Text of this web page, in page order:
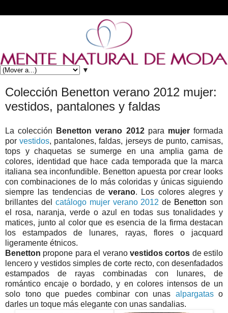
▼
Colección Benetton verano 2012 mujer:
vestidos, pantalones y faldas
La colección Benetton verano 2012para mujerformada
porvestidos, pantalones, faldas, jerseys de punto, camisas,
tops y chaquetas se sumerge en una amplia gama de
colores, identidad que hace cada temporada que la marca
italiana sea inconfundible. Benetton apuesta por crear looks
con combinaciones de lo más coloridas y únicas siguiendo
siempre las tendencias de verano. Los colores alegres y
brillantes del catálogo mujer verano 2012 de Benetton son
el rosa, naranja, verde o azul en todas sus tonalidades y
matices, junto al color que es esencia de la firma destacan
los estampados de lunares, rayas, flores o jacquard
ligeramente étnicos.
Benetton propone para el verano vestidos cortos de estilo
lencero y vestidos simples de corte recto, con desenfadados
estampados de rayas combinadas con lunares, de
romántico encaje o bordado, y en colores intensos de un
solo tono que puedes combinar con unas alpargataso
darles un toque más elegante con unas sandalias.